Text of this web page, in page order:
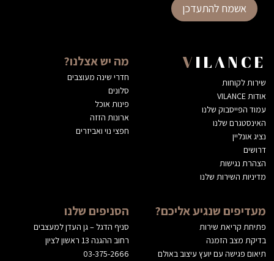
אשמח להתעדכן
VILANCE
שירות לקוחות
אודות VILANCE
עמוד הפייסבוק שלנו
האינסטגרם שלנו
נציג אונליין
דרושים
הצהרת נגישות
מדיניות השירות שלנו
מה יש אצלנו?
חדרי שינה מעוצבים
סלונים
פינות אוכל
ארונות הזזה
חפצי נוי ואביזרים
מעדיפים שנגיע אליכם?
פתיחת קריאת שירות
בדיקת מצב הזמנה
תיאום פגישה עם יועץ עיצוב באולם
הסניפים שלנו
סניף הדגל – גן העדן למעצבים
רחוב ההגנה 13 ראשון לציון
03-375-2666